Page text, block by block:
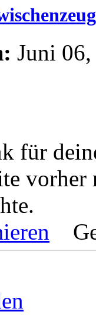
Juni
für
vorher